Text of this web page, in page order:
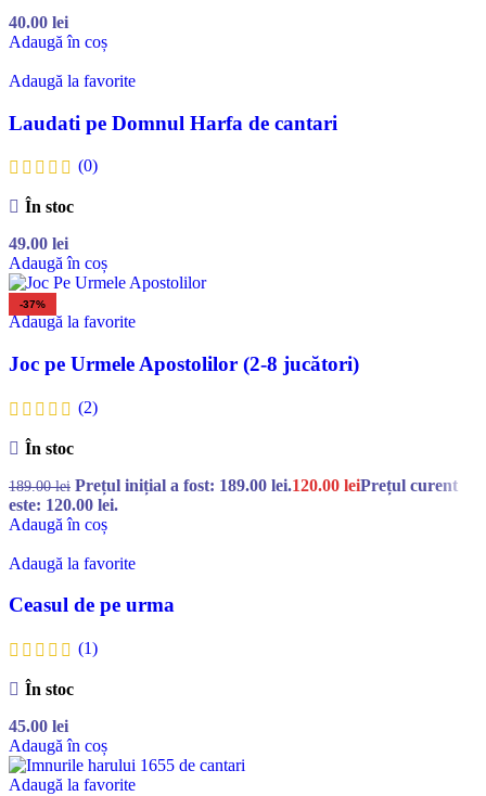
40.00 lei
Adaugă în coș
Adaugă la favorite
Laudati pe Domnul Harfa de cantari
(0)
În stoc
49.00 lei
Adaugă în coș
-37%
Adaugă la favorite
Joc pe Urmele Apostolilor (2-8 jucători)
(2)
În stoc
189.00lei Prețul inițial a fost: 189.00 lei.120.00 leiPrețul curent
este: 120.00 lei.
Adaugă în coș
Adaugă la favorite
Ceasul de pe urma
(1)
În stoc
45.00 lei
Adaugă în coș
Adaugă la favorite